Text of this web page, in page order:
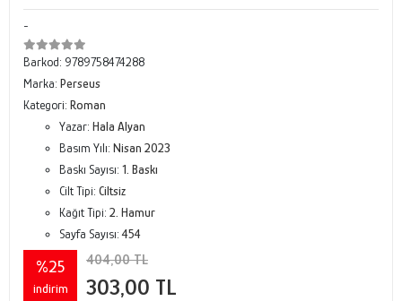
-
Barkod: 9789758474288
Marka: Perseus
Kategori: Roman
Yazar: Hala Alyan
Basım Yılı: Nisan 2023
Baskı Sayısı: 1. Baskı
Cilt Tipi: Ciltsiz
Kağıt Tipi: 2. Hamur
Sayfa Sayısı:454
%25
indirim
404,00 TL
303,00 TL